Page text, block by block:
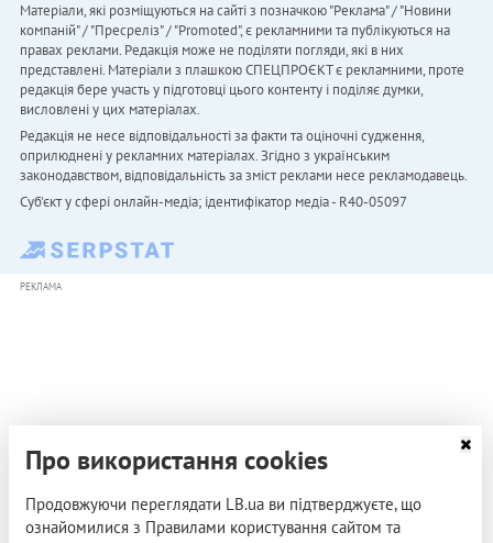
Матеріали, які розміщуються на сайті з позначкою "Реклама" / "Новини
компаній" / "Пресреліз" / "Promoted", є рекламними та публікуються на
правах реклами. Редакція може не поділяти погляди, які в них
представлені. Матеріали з плашкою СПЕЦПРОЄКТ є рекламними, проте
редакція бере участь у підготовці цього контенту і поділяє думки,
висловлені у цих матеріалах.
Редакція не несе відповідальності за факти та оціночні судження,
оприлюднені у рекламних матеріалах. Згідно з українським
законодавством, відповідальність за зміст реклами несе рекламодавець.
Cуб'єкт у сфері онлайн-медіа; ідентифікатор медіа - R40-05097
РЕКЛАМА
Про використання cookies
Продовжуючи переглядати LB.ua ви підтверджуєте, що
ознайомилися з Правилами користування сайтом та